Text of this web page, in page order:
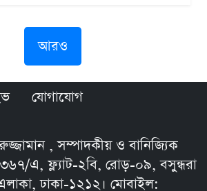
আরও
যোগাযোগ
, সম্পাদকীয় ও বানিজ্যিক
৩৬৭/এ, ফ্ল্যাট-২বি, রোড়-০৯, বসুন্ধরা
ঢাকা-১২১২। মোবাইল: